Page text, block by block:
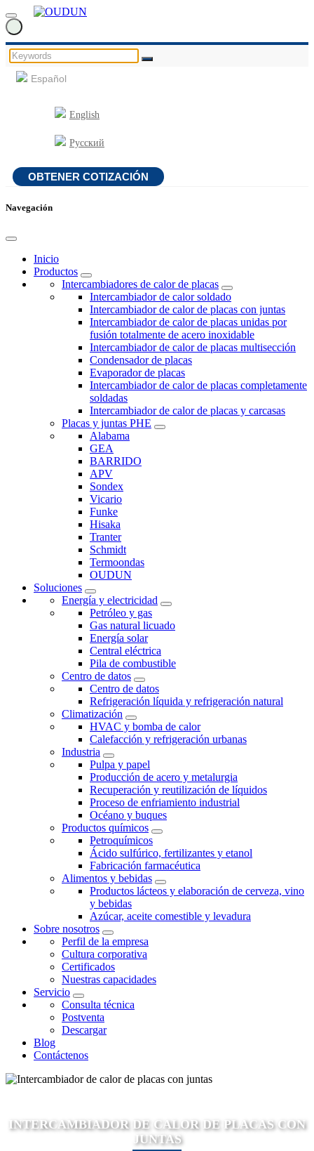
Español
English
Русский
OBTENER COTIZACIÓN
Navegación
Inicio
Productos
Intercambiadores de calor de placas
Intercambiador de calor soldado
Intercambiador de calor de placas con juntas
Intercambiador de calor de placas unidas por
fusión totalmente de acero inoxidable
Intercambiador de calor de placas multisección
Condensador de placas
Evaporador de placas
Intercambiador de calor de placas completamente
soldadas
Intercambiador de calor de placas y carcasas
Placas y juntas PHE
Alabama
GEA
BARRIDO
APV
Sondex
Vicario
Funke
Hisaka
Tranter
Schmidt
Termoondas
OUDUN
Soluciones
Energía y electricidad
Petróleo y gas
Gas natural licuado
Energía solar
Central eléctrica
Pila de combustible
Centro de datos
Centro de datos
Refrigeración líquida y refrigeración natural
Climatización
HVAC y bomba de calor
Calefacción y refrigeración urbanas
Industria
Pulpa y papel
Producción de acero y metalurgia
Recuperación y reutilización de líquidos
Proceso de enfriamiento industrial
Océano y buques
Productos químicos
Petroquímicos
Ácido sulfúrico, fertilizantes y etanol
Fabricación farmacéutica
Alimentos y bebidas
Productos lácteos y elaboración de cerveza, vino
y bebidas
Azúcar, aceite comestible y levadura
Sobre nosotros
Perfil de la empresa
Cultura corporativa
Certificados
Nuestras capacidades
Servicio
Consulta técnica
Postventa
Descargar
Blog
Contáctenos
INTERCAMBIADOR DE CALOR DE PLACAS CON
JUNTAS